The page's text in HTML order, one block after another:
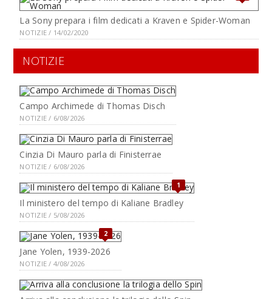
La Sony prepara i film dedicati a Kraven e Spider-Woman
NOTIZIE / 14/02/2020
NOTIZIE
Campo Archimede di Thomas Disch
NOTIZIE / 6/08/2026
Cinzia Di Mauro parla di Finisterrae
NOTIZIE / 6/08/2026
1
Il ministero del tempo di Kaliane Bradley
NOTIZIE / 5/08/2026
2
Jane Yolen, 1939-2026
NOTIZIE / 4/08/2026